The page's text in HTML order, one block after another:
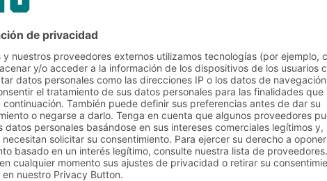
cada
a cada
de ellos llevan
clientes incluye